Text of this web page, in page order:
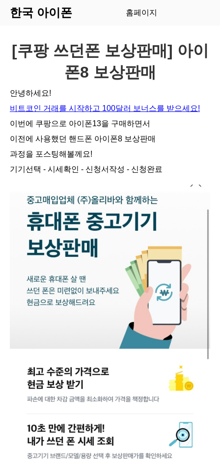
한국 아이폰 홈페이지
[쿠팡 쓰던폰 보상판매] 아이
폰8 보상판매
안녕하세요!
비트코인 거래를 시작하고 100달러 보너스를 받으세요!
이번에 쿠팡으로 아이폰13을 구매하면서
이전에 사용했던 핸드폰 아이폰8 보상판매
과정을 포스팅해볼께요!
기기선택 - 시세확인 - 신청서작성 - 신청완료